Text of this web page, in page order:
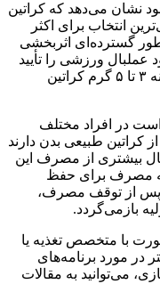
نشان می‌دهد که کراتین
انتخاب برای اکثر
گسترده‌ای اثربخشی
عملبال ورزشی را تأیید
کرده‌اند. برای بهترین نتیجه، مصرف روزانه ۳ تا ۵ گرم کراتین
در افراد مختلف
کراتین طبیعی بدن دارند
بیشتری از مصرف این
مصرف برای حفظ
پس از توقف مصرف،
بازمی‌گردد.
با متخصص تغذیه یا
مورد برنامه‌های
می‌توانید به مقالات